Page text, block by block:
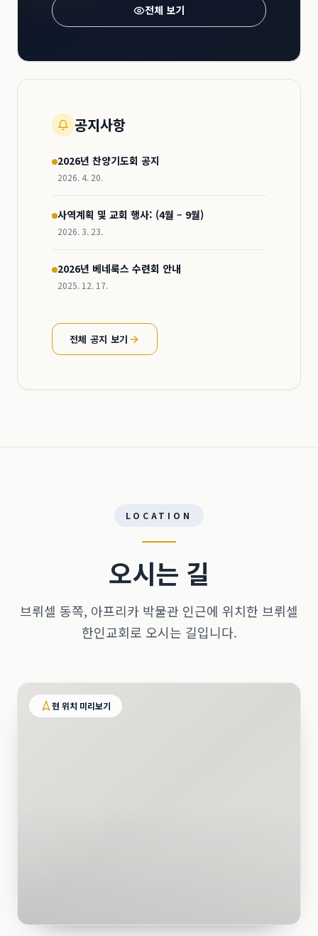
전체 보기
공지사항
2026년 찬양기도회 공지
2026. 4. 20.
사역계획 및 교회 행사: (4월 – 9월)
2026. 3. 23.
2026년 베네룩스 수련회 안내
2025. 12. 17.
전체 공지 보기
LOCATION
오시는 길
브뤼셀 동쪽, 아프리카 박물관 인근에 위치한 브뤼셀
한인교회로 오시는 길입니다.
현 위치 미리보기